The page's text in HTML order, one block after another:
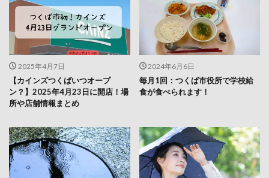
2025年4月7日
【カインズつくばいつオープ
ン？】2025年4月23日に開店！場
所や店舗情報まとめ
2024年6月6日
毎月1回：つくば市役所で学校給
食が食べられます！